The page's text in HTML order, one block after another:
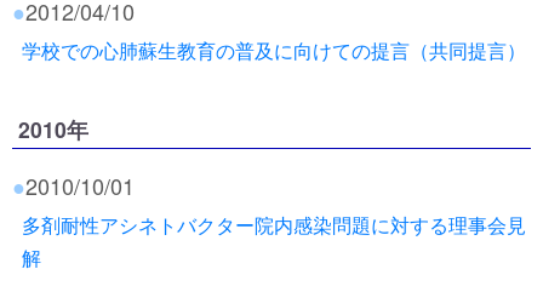
●2012/04/10
学校での心肺蘇生教育の普及に向けての提言（共同提言）
2010年
●2010/10/01
多剤耐性アシネトバクター院内感染問題に対する理事会見
解